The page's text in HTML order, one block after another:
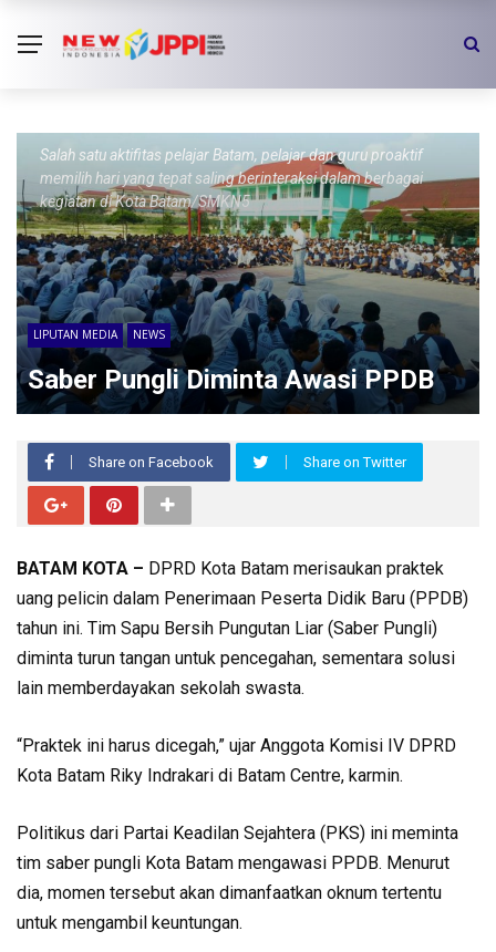
Salah satu aktifitas pelajar Batam, pelajar dan guru proaktif
memilih hari yang tepat saling berinteraksi dalam berbagai
kegiatan di Kota Batam/SMKN5
LIPUTAN MEDIA NEWS
Saber Pungli Diminta Awasi PPDB
Share on Facebook Share on Twitter
BATAM KOTA – DPRD Kota Batam merisaukan praktek
uang pelicin dalam Penerimaan Peserta Didik Baru (PPDB)
tahun ini. Tim Sapu Bersih Pungutan Liar (Saber Pungli)
diminta turun tangan untuk pencegahan, sementara solusi
lain memberdayakan sekolah swasta.
“Praktek ini harus dicegah,” ujar Anggota Komisi IV DPRD
Kota Batam Riky Indrakari di Batam Centre, karmin.
Politikus dari Partai Keadilan Sejahtera (PKS) ini meminta
tim saber pungli Kota Batam mengawasi PPDB. Menurut
dia, momen tersebut akan dimanfaatkan oknum tertentu
untuk mengambil keuntungan.